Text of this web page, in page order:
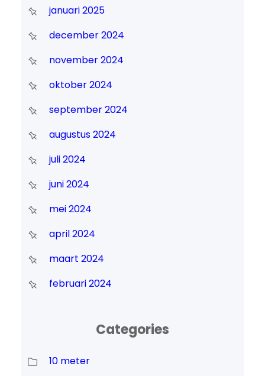
januari 2025
december 2024
november 2024
oktober 2024
september 2024
augustus 2024
juli 2024
juni 2024
mei 2024
april 2024
maart 2024
februari 2024
Categories
10 meter